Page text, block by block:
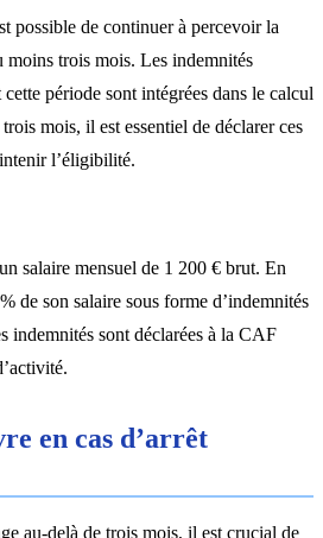
possible de continuer à percevoir la
moins trois mois. Les indemnités
période sont intégrées dans le calcul
mois, il est essentiel de déclarer ces
l’éligibilité.
salaire mensuel de 1 200 € brut. En
de son salaire sous forme d’indemnités
indemnités sont déclarées à la CAF
en cas d’arrêt
au-delà de trois mois, il est crucial de